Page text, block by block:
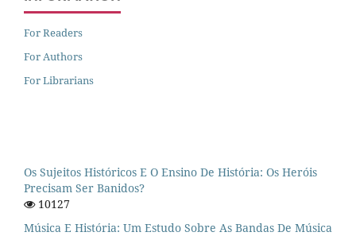
For Readers
For Authors
For Librarians
Os Sujeitos Históricos E O Ensino De História: Os Heróis
Precisam Ser Banidos?
10127
Música E História: Um Estudo Sobre As Bandas De Música